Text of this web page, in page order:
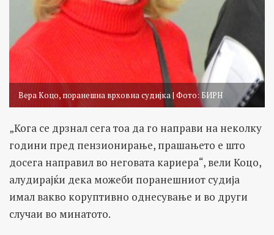
Вера Коцо, поранешна врховна судијка | Фото: БИРН
„Кога се дрзнал сега тоа да го направи на неколку
години пред пензионирање, прашањето е што
досега направил во неговата кариера“, вели Коцо,
алудирајќи дека можеби поранешниот судија
имал вакво коруптивно однесување и во други
случаи во минатото.